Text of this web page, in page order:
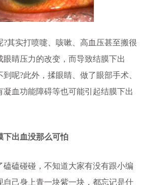
其实打喷嚏、咳嗽、高血压甚至搬很
睛压力的改变，而导致结膜下出
呢?此外，揉眼睛、做了眼部手术、
凝血功能障碍等也可能引起结膜下出
下出血没那么可怕
磕磕碰碰，不知道大家有没有跟小编
自己身上青一块紫一块，都忘记是什